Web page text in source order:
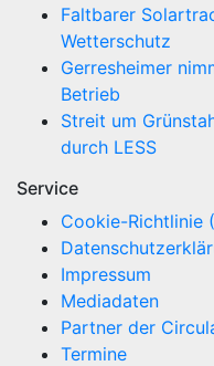
Faltbarer
Wetterschutz
Gerresheimer
Betrieb
Streit um
durch LESS
Service
Cookie-Richtlinie
Impressum
Mediadaten
Partner der
Termine